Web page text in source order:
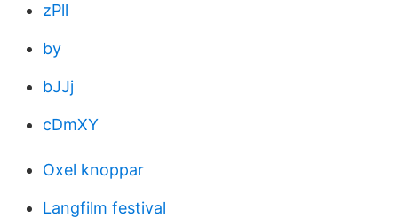
zPll
by
bJJj
cDmXY
Oxel knoppar
Langfilm festival